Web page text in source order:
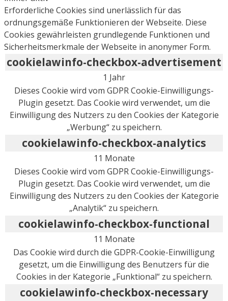
Erforderliche Cookies sind unerlässlich für das
ordnungsgemäße Funktionieren der Webseite. Diese
Cookies gewährleisten grundlegende Funktionen und
Sicherheitsmerkmale der Webseite in anonymer Form.
cookielawinfo-checkbox-advertisement
1 Jahr
Dieses Cookie wird vom GDPR Cookie-Einwilligungs-
Plugin gesetzt. Das Cookie wird verwendet, um die
Einwilligung des Nutzers zu den Cookies der Kategorie
„Werbung“ zu speichern.
cookielawinfo-checkbox-analytics
11 Monate
Dieses Cookie wird vom GDPR Cookie-Einwilligungs-
Plugin gesetzt. Das Cookie wird verwendet, um die
Einwilligung des Nutzers zu den Cookies der Kategorie
„Analytik“ zu speichern.
cookielawinfo-checkbox-functional
11 Monate
Das Cookie wird durch die GDPR-Cookie-Einwilligung
gesetzt, um die Einwilligung des Benutzers für die
Cookies in der Kategorie „Funktional“ zu speichern.
cookielawinfo-checkbox-necessary